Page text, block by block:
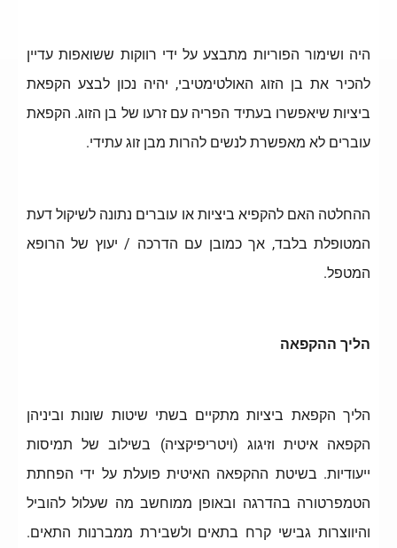
היה ושימור הפוריות מתבצע על ידי רווקות ששואפות עדיין
להכיר את בן הזוג האולטימטיבי, יהיה נכון לבצע הקפאת
ביציות שיאפשרו בעתיד הפריה עם זרעו של בן הזוג. הקפאת
עוברים לא מאפשרת לנשים להרות מבן זוג עתידי.
ההחלטה האם להקפיא ביציות או עוברים נתונה לשיקול דעת
המטופלת בלבד, אך כמובן עם הדרכה / יעוץ של הרופא
המטפל.
הליך ההקפאה
הליך הקפאת ביציות מתקיים בשתי שיטות שונות וביניהן
הקפאה איטית וזיגוג (ויטריפיקציה) בשילוב של תמיסות
ייעודיות. בשיטת ההקפאה האיטית פועלת על ידי הפחתת
הטמפרטורה בהדרגה ובאופן ממוחשב מה שעלול להוביל
והיווצרות גבישי קרח בתאים ולשבירת ממברנות התאים.